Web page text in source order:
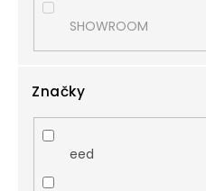
SHOWROOM
Značky
eed